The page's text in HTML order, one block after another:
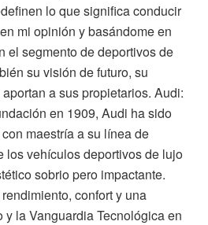
lo que significa conducir
mi opinión y basándome en
el segmento de deportivos de
su visión de futuro, su
a sus propietarios. Audi:
en 1909, Audi ha sido
maestría a su línea de
los vehículos deportivos de lujo
sobrio pero impactante.
confort y una
la Vanguardia Tecnológica en